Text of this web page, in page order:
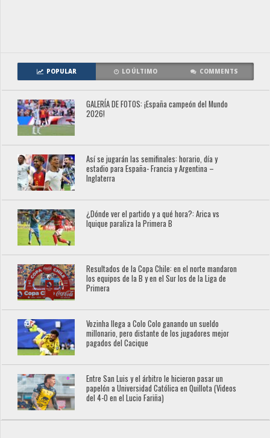
POPULAR LO ÚLTIMO COMMENTS
GALERÍA DE FOTOS: ¡España campeón del Mundo
2026!
Así se jugarán las semifinales: horario, día y
estadio para España- Francia y Argentina –
Inglaterra
¿Dónde ver el partido y a qué hora?: Arica vs
Iquique paraliza la Primera B
Resultados de la Copa Chile: en el norte mandaron
los equipos de la B y en el Sur los de la Liga de
Primera
Vozinha llega a Colo Colo ganando un sueldo
millonario, pero distante de los jugadores mejor
pagados del Cacique
Entre San Luis y el árbitro le hicieron pasar un
papelón a Universidad Católica en Quillota (Videos
del 4-0 en el Lucio Fariña)